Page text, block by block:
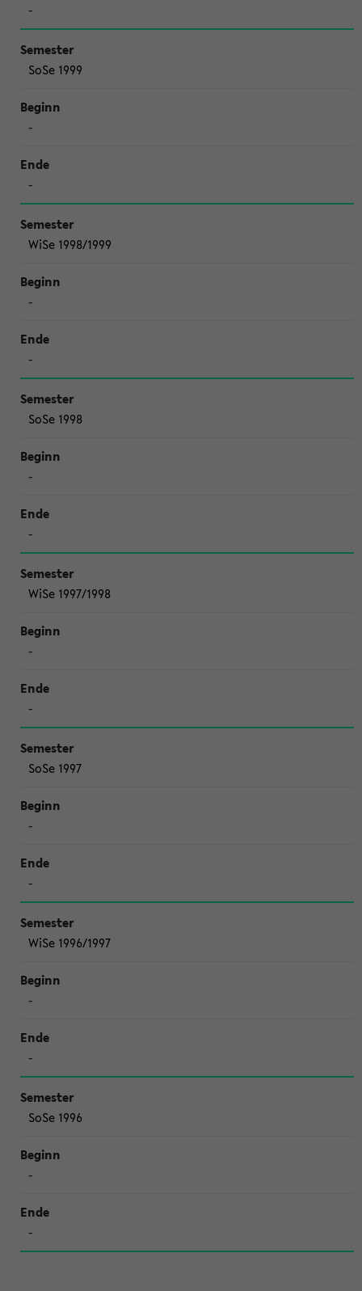
-
SoSe 1999
-
-
WiSe 1998/1999
-
-
SoSe 1998
-
-
WiSe 1997/1998
-
-
SoSe 1997
-
-
WiSe 1996/1997
-
-
SoSe 1996
-
-